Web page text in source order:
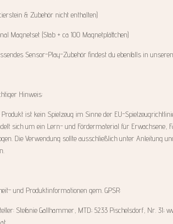
& Zubehör nicht enthalten)
Magnetset (Stab + ca 100 Magnetplättchen)
Sensor-Play-Zubehör findest du ebenfalls in
Hinweis:
Produkt ist kein Spielzeug im Sinne der EU-
sich um ein Lern- und Fördermaterial für Erwachsene,
Die Verwendung sollte ausschließlich unter Anleitung
und Produktinformationen gem. GPSR:
Stefanie Gallhammer, MTD; 5233 Pischelsdorf, Nr. 31;